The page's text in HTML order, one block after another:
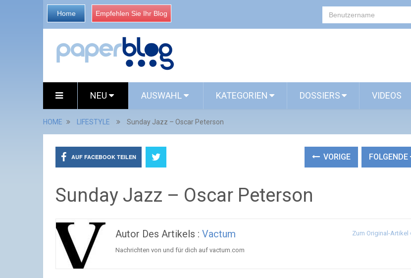
Home Empfehlen Sie Ihr Blog
NEU AUSWAHL KATEGORIEN DOSSIERS VIDEOS
HOME LIFESTYLE Sunday Jazz – Oscar Peterson
AUF FACEBOOK TEILEN VORIGE FOLGENDE
Sunday Jazz – Oscar Peterson
Autor Des Artikels : Vactum Zum Original-Artikel
Nachrichten von und für dich auf vactum.com